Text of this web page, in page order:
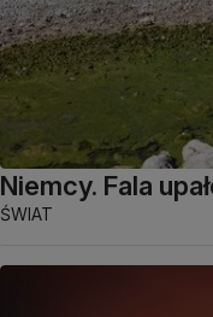
Niemcy. Fala
ŚWIAT